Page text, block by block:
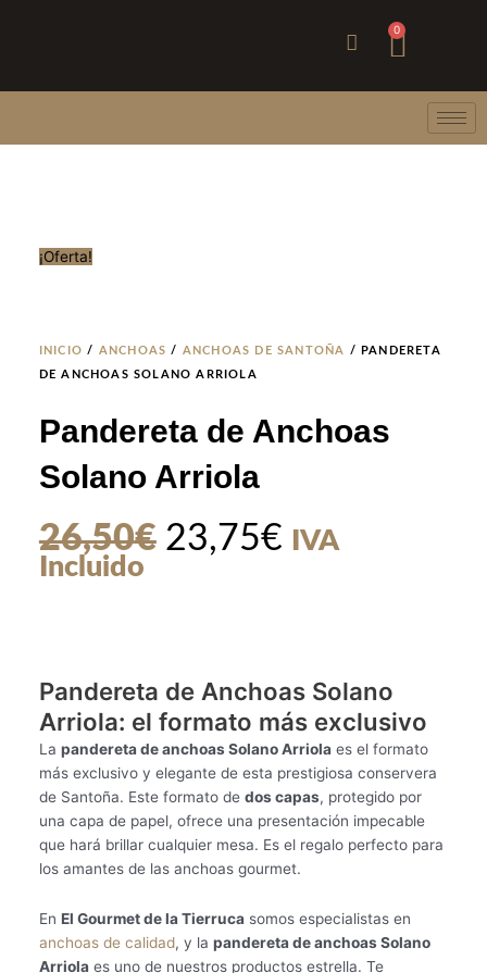
0
¡Oferta!
INICIO / ANCHOAS / ANCHOAS DE SANTOÑA
/ PANDERETA
DE ANCHOAS SOLANO ARRIOLA
Pandereta de Anchoas
Solano Arriola
26,50€ El
precio
23,75€El
precio
IVA
Incluido
Pandereta de Anchoas Solano
Arriola: el formato más exclusivo
La pandereta de anchoas Solano Arriolaes el formato
más exclusivo y elegante de esta prestigiosa conservera
de Santoña. Este formato de dos capas, protegido por
una capa de papel, ofrece una presentación impecable
que hará brillar cualquier mesa. Es el regalo perfecto para
los amantes de las anchoas gourmet.
En El Gourmet de la Tierrucasomos especialistas en
anchoas de calidad, y la pandereta de anchoas Solano
Arriolaes uno de nuestros productos estrella. Te